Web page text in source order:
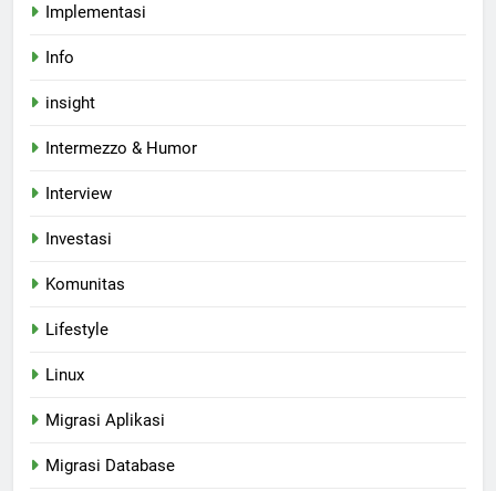
Implementasi
Info
insight
Intermezzo & Humor
Interview
Investasi
Komunitas
Lifestyle
Linux
Migrasi Aplikasi
Migrasi Database